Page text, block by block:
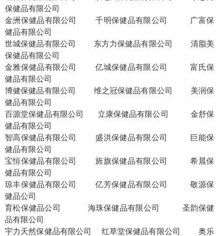
保健品有限公司
金洲保健品有限公司
千明保健品有限公司
广富保
健品有限公司
世城保健品有限公司
东方力保健品有限公司
清脂美
保健品有限公司
金雅保健品有限公司
亿城保健品有限公司
富氏保
健品有限公司
博健保健品有限公司
维之冠保健品有限公司
美润保
健品有限公司
百源堂保健品有限公司
立康保健品有限公司
金舒保
健品有限公司
智高保健品有限公司
盛洪保健品有限公司
巨能保
健品有限公司
宝恒保健品有限公司
旌旗保健品有限公司
希晨保
健品有限公司
琼丰保健品有限公司
亿芳保健品有限公司
敬源保
健品公司
育松保健品公司
海珠保健品有限公司
圣韵保健
品有限公司
宇力天然保健品有限公司
红草堂保健品有限公司
奥乐